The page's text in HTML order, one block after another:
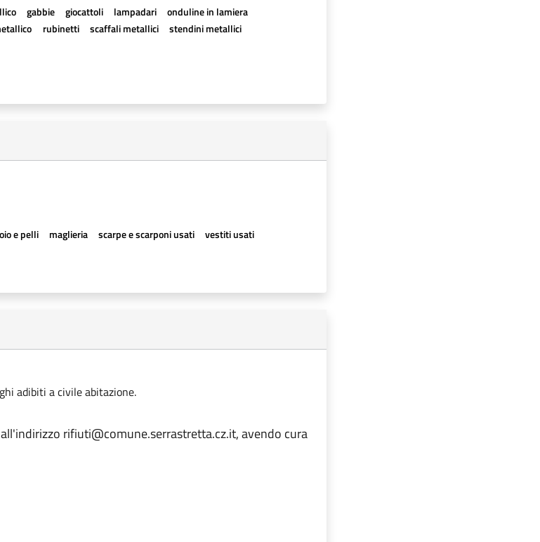
gabbie giocattoli lampadari
onduline in lamiera
rubinetti scaffali metallici
stendini metallici
e pelli maglieria scarpe e scarponi usati vestiti usati
adibiti a civile abitazione.
rifiuti@comune.serrastretta.cz.it, avendo cura